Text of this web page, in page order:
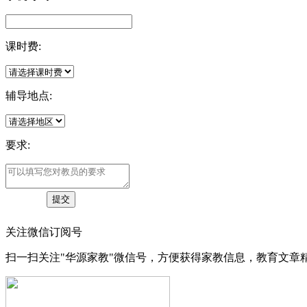
课时费:
辅导地点:
要求:
关注微信订阅号
扫一扫关注"华源家教"微信号，方便获得家教信息，教育文章